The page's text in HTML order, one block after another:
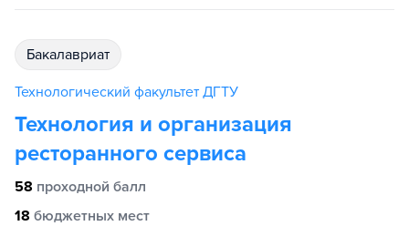
бакалавриат
Технологический факультет ДГТУ
Технология и организация
ресторанного сервиса
58 проходной балл
18 бюджетных мест